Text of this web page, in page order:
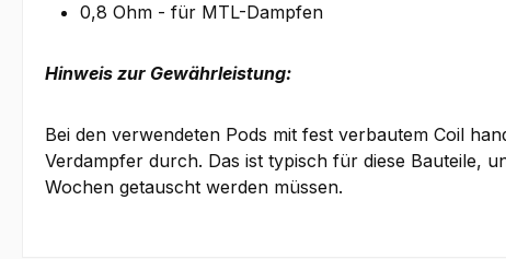
0,8 Ohm - für MTL-Dampfen
Hinweis zur Gewährleistung:
Bei den verwendeten Pods mit fest verbautem Coil
Verdampfer durch. Das ist typisch für diese Bauteile,
Wochen getauscht werden müssen.